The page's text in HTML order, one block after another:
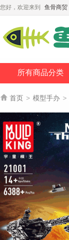
您好，欢迎来到 鱼骨商贸
所有商品分类
 首页 > 模型手办 >